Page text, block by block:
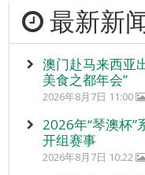
最新新
澳门赴马来西亚
美食之都年会”
2026年8月7日 11:00
2026年“琴澳杯
开组赛事
2026年8月7日 10:22